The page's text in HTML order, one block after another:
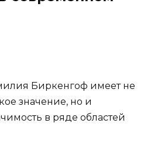
Биркенгоф имеет не
значение, но и
в ряде областей